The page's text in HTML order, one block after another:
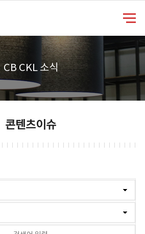
CB CKL 소식
콘텐츠이슈